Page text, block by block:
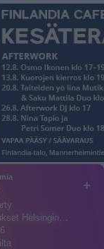
+
Helsingin…